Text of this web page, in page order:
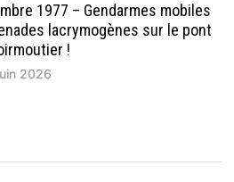
1977 – Gendarmes mobiles
lacrymogènes sur le pont
!
2026